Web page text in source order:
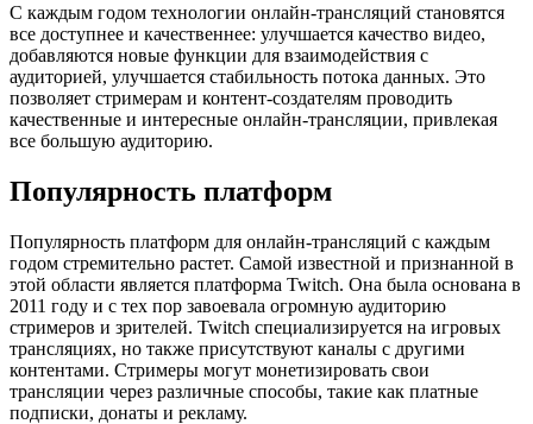
С каждым годом технологии онлайн-трансляций становятся
все доступнее и качественнее: улучшается качество видео,
добавляются новые функции для взаимодействия с
аудиторией, улучшается стабильность потока данных. Это
позволяет стримерам и контент-создателям проводить
качественные и интересные онлайн-трансляции, привлекая
все большую аудиторию.
Популярность платформ
Популярность платформ для онлайн-трансляций с каждым
годом стремительно растет. Самой известной и признанной в
этой области является платформа Twitch. Она была основана в
2011 году и с тех пор завоевала огромную аудиторию
стримеров и зрителей. Twitch специализируется на игровых
трансляциях, но также присутствуют каналы с другими
контентами. Стримеры могут монетизировать свои
трансляции через различные способы, такие как платные
подписки, донаты и рекламу.